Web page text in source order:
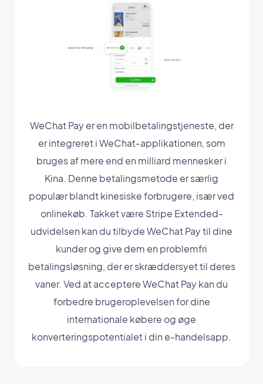
WeChat Pay er en mobilbetalingstjeneste, der
er integreret i WeChat-applikationen, som
bruges af mere end en milliard mennesker i
Kina. Denne betalingsmetode er særlig
populær blandt kinesiske forbrugere, især ved
onlinekøb. Takket være Stripe Extended-
udvidelsen kan du tilbyde WeChat Pay til dine
kunder og give dem en problemfri
betalingsløsning, der er skræddersyet til deres
vaner. Ved at acceptere WeChat Pay kan du
forbedre brugeroplevelsen for dine
internationale købere og øge
konverteringspotentialet i din e-handelsapp.